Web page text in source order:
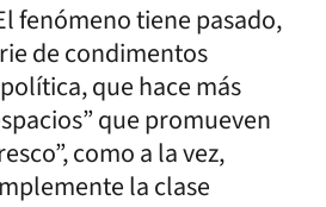
fenómeno tiene pasado,
de condimentos
que hace más
que promueven
como a la vez,
la clase